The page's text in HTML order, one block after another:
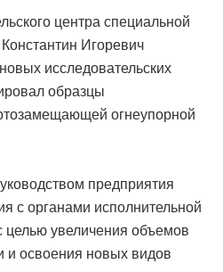
центра специальной
Игоревич
исследовательских
образцы
огнеупорной
предприятия
с органами исполнительной
целью увеличения объемов
и освоения новых видов